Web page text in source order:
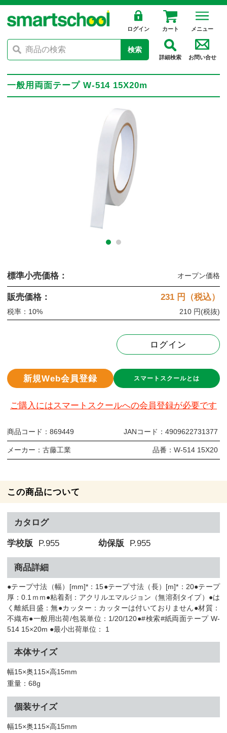
ログイン カート メニュー
検索
詳細検索 お問い合せ
一般用両面テープ W-514 15X20m
標準小売価格： オープン価格
販売価格： 231 円（税込）
税率：10% 210 円(税抜)
ログイン
新規Web会員登録 スマートスクールとは
ご購入にはスマートスクールへの会員登録が必要です
商品コード： 869449 JANコード： 4909622731377
メーカー： 古藤工業 品番： W-514 15X20
この商品について
カタログ
学校版 P.955 幼保版 P.955
商品詳細
●テープ寸法（幅）[mm]*：15●テープ寸法（長）[m]*：20●テープ
厚：0.1ｍｍ●粘着剤：アクリルエマルジョン（無溶剤タイプ）●は
く離紙目盛：無●カッター：カッターは付いておりません●材質：
不織布●一般用出荷/包装単位：1/20/120●#検索#紙両面テープ W-
514 15×20m ●最小出荷単位： 1
本体サイズ
幅15×奥115×高15mm
重量：68g
個装サイズ
幅15×奥115×高15mm